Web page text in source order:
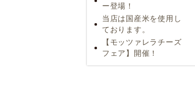
ー登場！
当店は国産米を使用し
ております。
【モッツァレラチーズ
フェア】開催！